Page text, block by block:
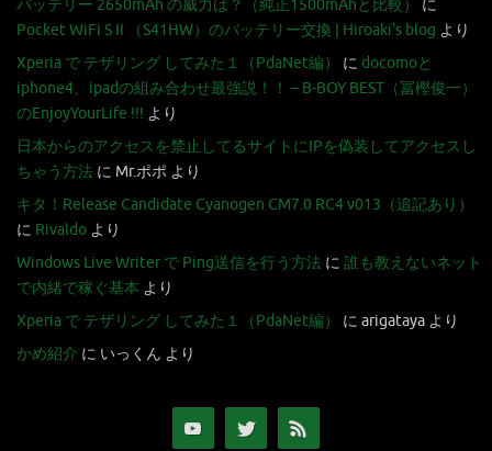
バッテリー 2650mAh の威力は？（純正1500mAhと比較）
に
Pocket WiFi S II （S41HW）のバッテリー交換 | Hiroaki's blog より
Xperia で テザリング してみた１（PdaNet編）
に docomoと
iphone4、ipadの組み合わせ最強説！！ – B-BOY BEST（冨樫俊一）
のEnjoyYourLife !!! より
日本からのアクセスを禁止してるサイトにIPを偽装してアクセスし
ちゃう方法 に Mr.ポポ より
キタ！Release Candidate Cyanogen CM7.0 RC4 v013（追記あり）
に Rivaldo より
Windows Live Writer で Ping送信を行う方法 に 誰も教えないネット
で内緒で稼ぐ基本 より
Xperia で テザリング してみた１（PdaNet編）
に arigataya より
かめ紹介 に いっくん より